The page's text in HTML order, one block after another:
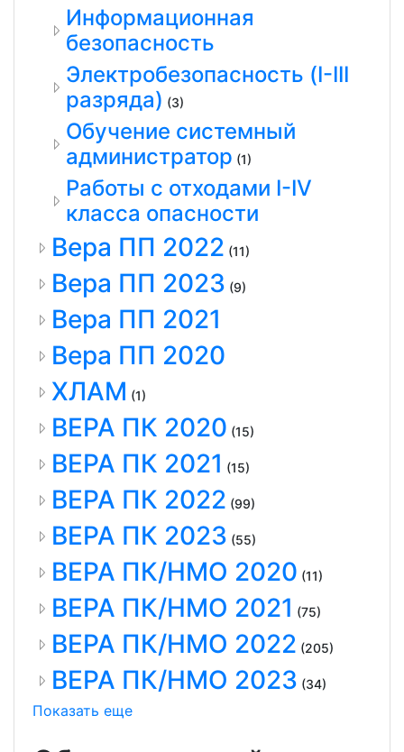
Информационная
безопасность
Электробезопасность (I-III
разряда) (3)
Обучение системный
администратор (1)
Работы с отходами I-IV
класса опасности
Вера ПП 2022 (11)
Вера ПП 2023 (9)
Вера ПП 2021
Вера ПП 2020
ХЛАМ (1)
ВЕРА ПК 2020 (15)
ВЕРА ПК 2021 (15)
ВЕРА ПК 2022 (99)
ВЕРА ПК 2023 (55)
ВЕРА ПК/НМО 2020 (11)
ВЕРА ПК/НМО 2021 (75)
ВЕРА ПК/НМО 2022 (205)
ВЕРА ПК/НМО 2023 (34)
Показать еще